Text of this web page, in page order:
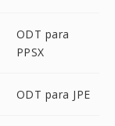
ODT para
PPSX
ODT para JPE